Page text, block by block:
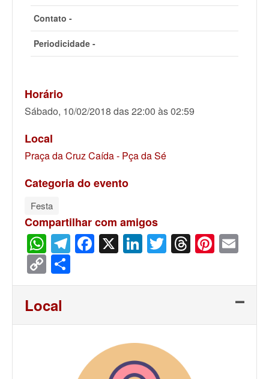
Contato -
Periodicidade -
Horário
Sábado, 10/02/2018 das 22:00 às 02:59
Local
Praça da Cruz Caída - Pça da Sé
Categoria do evento
Festa
Compartilhar com amigos
WhatsApp
Telegram
Facebook
X LinkedIn
Twitter
Threads
Copy
Link
Local